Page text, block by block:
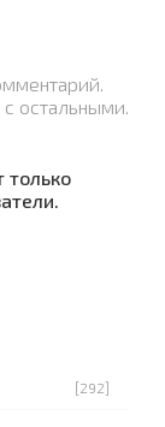
остальными.
только
[292]